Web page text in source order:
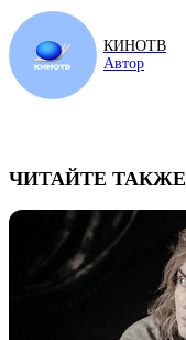
КИНОТВ
Автор
ЧИТАЙТЕ ТАКЖЕ